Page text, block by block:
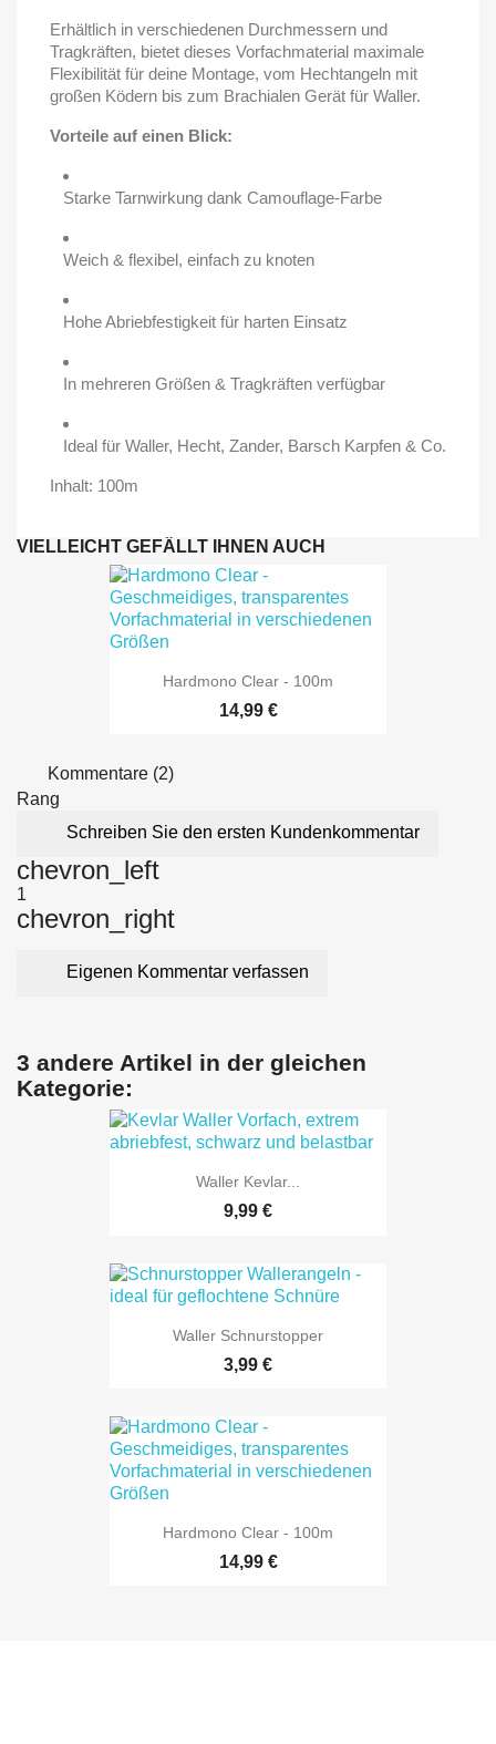
Erhältlich in verschiedenen Durchmessern und
Tragkräften, bietet dieses Vorfachmaterial maximale
Flexibilität für deine Montage, vom Hechtangeln mit
großen Ködern bis zum Brachialen Gerät für Waller.
Vorteile auf einen Blick:
Starke Tarnwirkung dank Camouflage-Farbe
Weich & flexibel, einfach zu knoten
Hohe Abriebfestigkeit für harten Einsatz
In mehreren Größen & Tragkräften verfügbar
Ideal für Waller, Hecht, Zander, Barsch Karpfen & Co.
Inhalt: 100m
VIELLEICHT GEFÄLLT IHNEN AUCH
Hardmono Clear - 100m
14,99 €
Kommentare (2)
Rang
Schreiben Sie den ersten Kundenkommentar
chevron_left
1
chevron_right
Eigenen Kommentar verfassen
3 andere Artikel in der gleichen
Kategorie:
Waller Kevlar...
9,99 €
Waller Schnurstopper
3,99 €
Hardmono Clear - 100m
14,99 €